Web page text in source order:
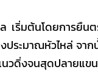
เริ่มต้นโดยการยืน
ประมาณหัวไหล่ จ
นวดิ่งจนสุดปลายแขน